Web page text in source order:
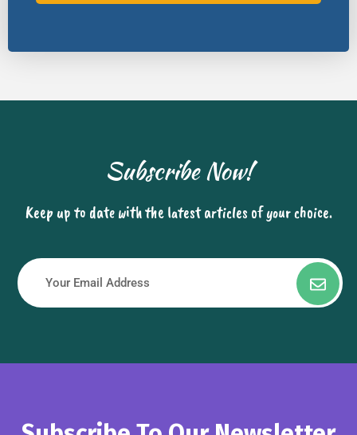
Subscribe Now!
Keep up to date with the latest articles of your choice.